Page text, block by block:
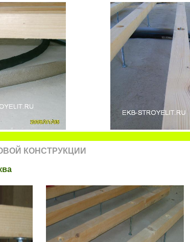
КОНСТРУКЦИИ